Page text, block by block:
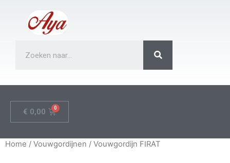
€ 0,00
Home / Vouwgordijnen / Vouwgordijn FIRAT